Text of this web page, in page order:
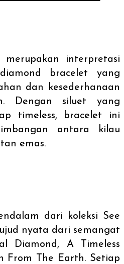
merupakan interpretasi
bracelet yang
dan kesederhanaan
Dengan siluet yang
timeless, bracelet ini
antara kilau
emas.
dari koleksi See
nyata dari semangat
Diamond, A Timeless
From The Earth. Setiap